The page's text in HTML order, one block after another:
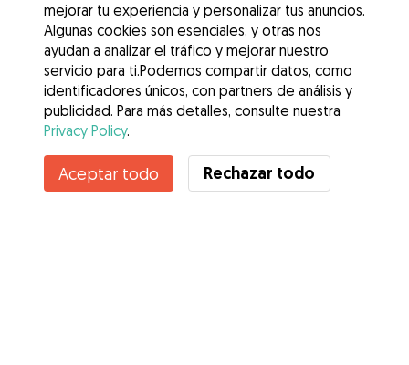
mejorar tu experiencia y personalizar tus anuncios.
Algunas cookies son esenciales, y otras nos
ayudan a analizar el tráfico y mejorar nuestro
servicio para ti.Podemos compartir datos, como
identificadores únicos, con partners de análisis y
publicidad. Para más detalles, consulte nuestra
Privacy Policy.
Aceptar todo Rechazar todo